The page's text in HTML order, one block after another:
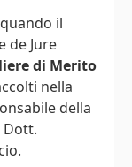
il
de Jure
di Merito
nella
della
Dott.